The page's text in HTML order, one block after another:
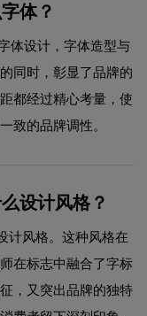
体？
体设计，字体造型与
同时，彰显了品牌的
都经过精心考量，使
致的品牌调性。
设计风格？
计风格。这种风格在
在标志中融合了字标
，又突出品牌的独特